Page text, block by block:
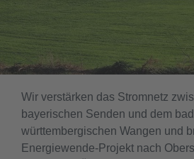
Wir verstärken das Stromnetz
bayerischen Senden und dem
württembergischen Wangen und
Energiewende-Projekt nach